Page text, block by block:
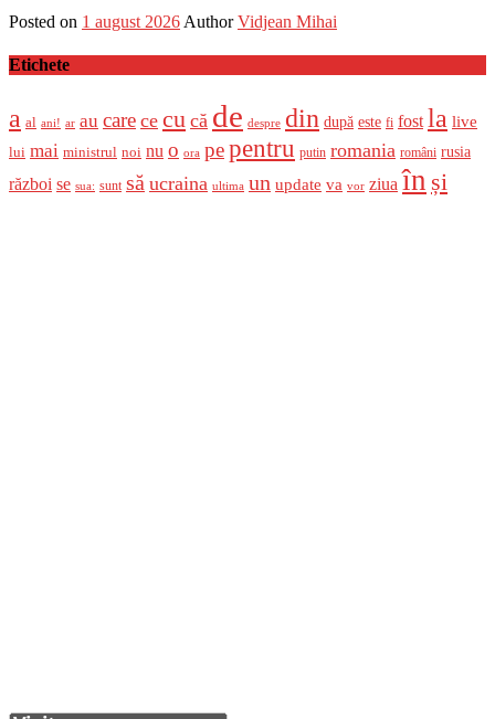
Posted on 1 august 2026 Author Vidjean Mihai
Etichete
a al ani! ar au care ce cu că de despre din după este fi fost la live
lui mai ministrul noi nu o ora pepentru putin romania români rusia
război se sua: sunt să ucraina ultima un update va vor ziua în și